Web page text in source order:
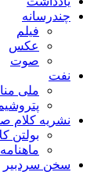
چندرسانه
فیلم
عکس
صوت
نفت
ملی
نشریه کلام
بولتن
سخن سردبیر